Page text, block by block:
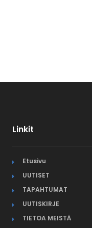
Linkit
Etusivu
UUTISET
TAPAHTUMAT
UUTISKIRJE
TIETOA MEISTÄ